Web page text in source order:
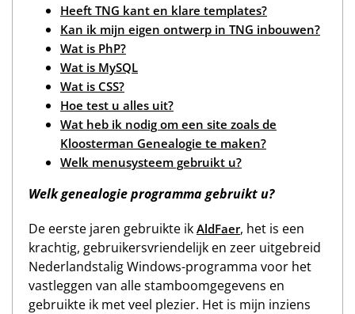
Heeft TNG kant en klare templates?
Kan ik mijn eigen ontwerp in TNG inbouwen?
Wat is PhP?
Wat is MySQL
Wat is CSS?
Hoe test u alles uit?
Wat heb ik nodig om een site zoals de
Kloosterman Genealogie te maken?
Welk menusysteem gebruikt u?
Welk genealogie programma gebruikt u?
De eerste jaren gebruikte ik AldFaer, het is een
krachtig, gebruikersvriendelijk en zeer uitgebreid
Nederlandstalig Windows-programma voor het
vastleggen van alle stamboomgegevens en
gebruikte ik met veel plezier. Het is mijn inziens